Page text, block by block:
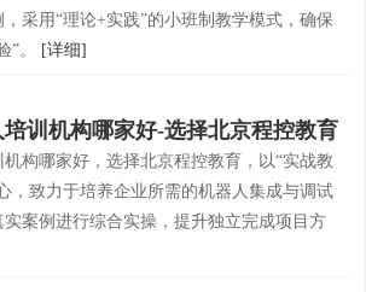
采用“理论+实践”的小班制教学模式，确保
”。
[详细]
训机构哪家好-选择北京程控教育
构哪家好，选择北京程控教育，以“实战教
，致力于培养企业所需的机器人集成与调试
案例进行综合实操，提升独立完成项目方